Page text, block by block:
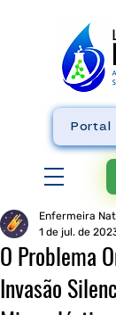
Portal
O Problema
Invasão
Enfermeira
1 de jul. de